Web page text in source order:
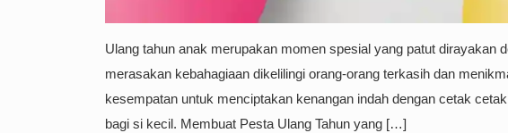
Ulang tahun anak merupakan momen spesial yang patut dirayakan
merasakan kebahagiaan dikelilingi orang-orang terkasih dan
kesempatan untuk menciptakan kenangan indah dengan cetak
bagi si kecil. Membuat Pesta Ulang Tahun yang […]